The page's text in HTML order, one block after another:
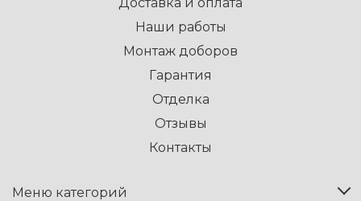
Наши работы
Монтаж доборов
Гарантия
Отделка
Отзывы
Контакты
Меню категорий